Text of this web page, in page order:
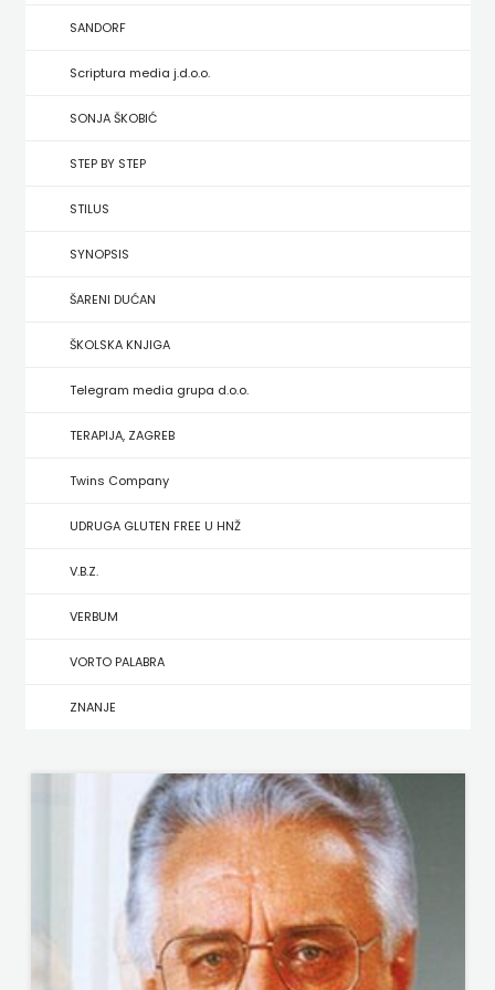
HRVATSKA
MLADINSKA
KNJIGA
MOZAIK
MOZAIK
KNJIGA
NAKLADA
BEGEN
NAKLADA
BENEDIKTA
NAKLADA
MATE
Naklada
SANDORF
Scriptura media j.d.o.o.
SONJA ŠKOBIĆ
STEP BY STEP
STILUS
SYNOPSIS
ŠARENI DUĆAN
ŠKOLSKA KNJIGA
Telegram media grupa d.o.o.
TERAPIJA, ZAGREB
Twins Company
UDRUGA GLUTEN FREE U HNŽ
V.B.Z.
VERBUM
VORTO PALABRA
ZNANJE